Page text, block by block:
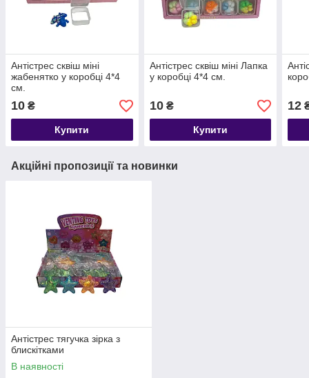
Антістрес сквіш міні
жабенятко у коробці 4*4
см.
10 ₴
Купити
Антістрес сквіш міні Лапка
у коробці 4*4 см.
10₴
Купити
12
Акційні пропозиції та новинки
Антістрес тягучка зірка з
блискітками
В наявності